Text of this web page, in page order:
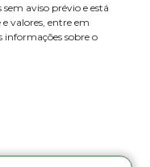
aviso prévio e está
valores, entre em
informações sobre o